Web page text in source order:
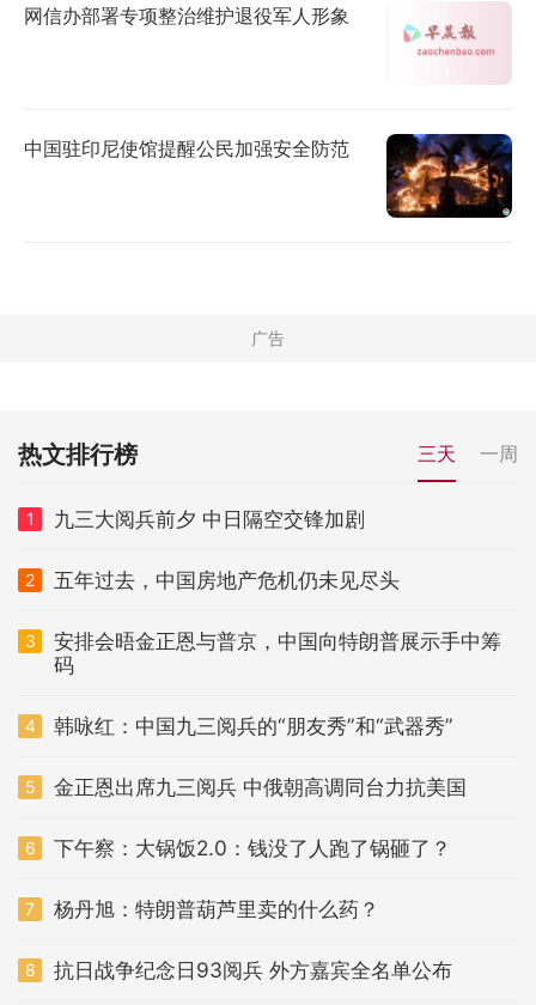
网信办部署专项整治维护退役军人形象
中国驻印尼使馆提醒公民加强安全防范
热文排行榜 三天 一周
1 九三大阅兵前夕 中日隔空交锋加剧
2 五年过去，中国房地产危机仍未见尽头
3
安排会晤金正恩与普京，中国向特朗普展示手中筹
码
4 韩咏红：中国九三阅兵的“朋友秀”和“武器秀”
5 金正恩出席九三阅兵 中俄朝高调同台力抗美国
6 下午察：大锅饭2.0：钱没了人跑了锅砸了？
7 杨丹旭：特朗普葫芦里卖的什么药？
8 抗日战争纪念日93阅兵 外方嘉宾全名单公布